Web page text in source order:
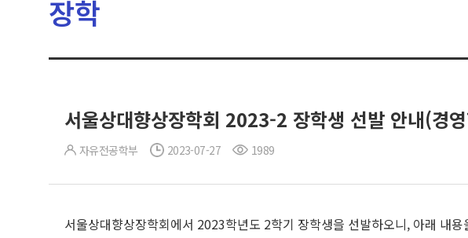
장학
서울상대향상장학회 2023-2 장학생 선발 안내(경
자유전공학부 2023-07-27 1989
서울상대향상장학회에서 2023학년도 2학기 장학생을 선발하오니, 아래 내